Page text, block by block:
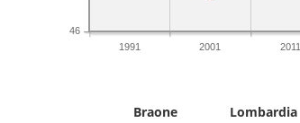
1991 2001 2011
46
Braone Lombardia